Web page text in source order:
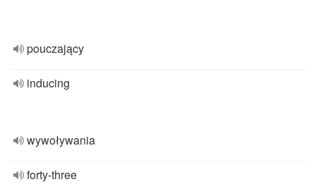
pouczający
inducing
wywoływania
forty-three